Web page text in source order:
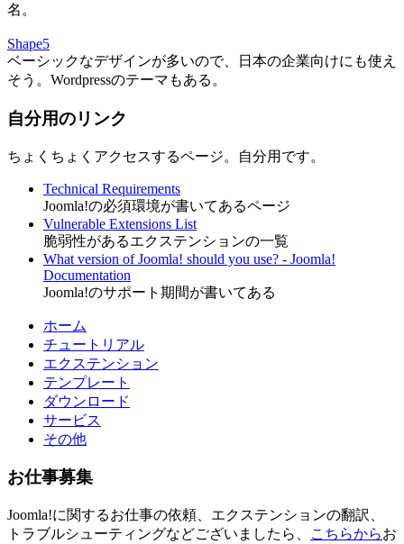
名。
Shape5
ベーシックなデザインが多いので、日本の企業向けにも使え
そう。Wordpressのテーマもある。
自分用のリンク
ちょくちょくアクセスするページ。自分用です。
Technical Requirements
Joomla!の必須環境が書いてあるページ
Vulnerable Extensions List
脆弱性があるエクステンションの一覧
What version of Joomla! should you use? - Joomla!
Documentation
Joomla!のサポート期間が書いてある
ホーム
チュートリアル
エクステンション
テンプレート
ダウンロード
サービス
その他
お仕事募集
Joomla!に関するお仕事の依頼、エクステンションの翻訳、
トラブルシューティングなどございましたら、
こちらからお